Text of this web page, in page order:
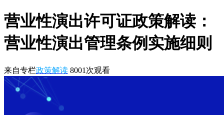
营业性演出许可证政策解读：
营业性演出管理条例实施细则
来自专栏政策解读 8001 次观看